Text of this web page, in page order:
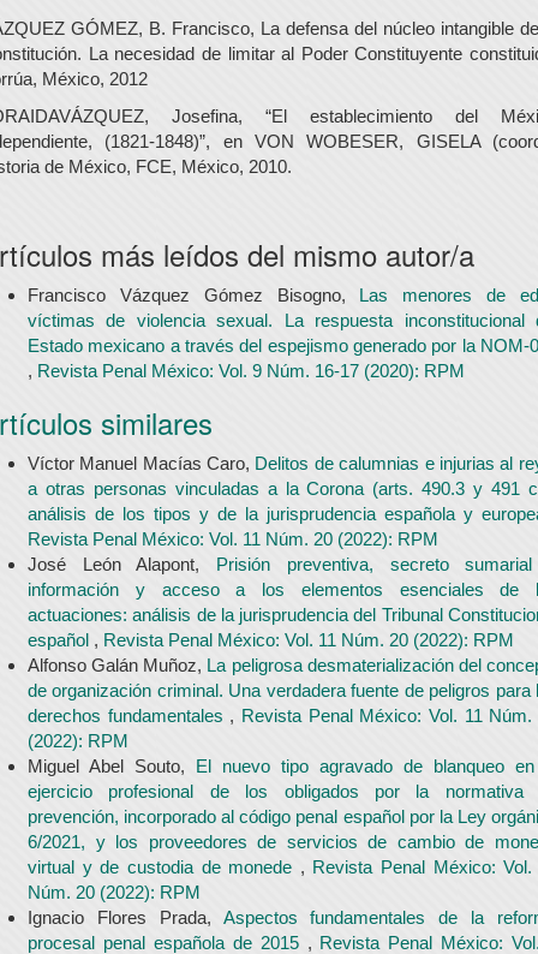
GÓMEZ, B. Francisco, La defensa del núcleo intangible
La necesidad de limitar al Poder Constituyente
México, 2012
Josefina, “El establecimiento del
(1821-1848)”, en VON WOBESER, GISELA
de México, FCE, México, 2010.
más leídos del mismo autor/a
Francisco Vázquez Gómez Bisogno, Las menores de
víctimas de violencia sexual. La respuesta inconstitucional
Estado mexicano a través del espejismo generado por la NOM-
, Revista Penal México: Vol. 9 Núm. 16-17 (2020): RPM
similares
Víctor Manuel Macías Caro, Delitos de calumnias e injurias al
a otras personas vinculadas a la Corona (arts. 490.3 y 491
análisis de los tipos y de la jurisprudencia española y
Revista Penal México: Vol. 11 Núm. 20 (2022): RPM
José León Alapont, Prisión preventiva, secreto
información y acceso a los elementos esenciales de
actuaciones: análisis de la jurisprudencia del Tribunal
español , Revista Penal México: Vol. 11 Núm. 20 (2022): RPM
Alfonso Galán Muñoz, La peligrosa desmaterialización del
de organización criminal. Una verdadera fuente de peligros para
derechos fundamentales , Revista Penal México: Vol. 11 Núm.
(2022): RPM
Miguel Abel Souto, El nuevo tipo agravado de blanqueo
ejercicio profesional de los obligados por la normativa
prevención, incorporado al código penal español por la Ley
6/2021, y los proveedores de servicios de cambio de
virtual y de custodia de monede , Revista Penal México: Vol.
Núm. 20 (2022): RPM
Ignacio Flores Prada, Aspectos fundamentales de la
procesal penal española de 2015 , Revista Penal México: